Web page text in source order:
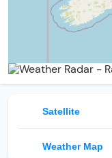
Satellite
Weather Map